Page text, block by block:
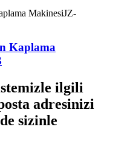
Kaplama
ilgili
adresinizi
sizinle